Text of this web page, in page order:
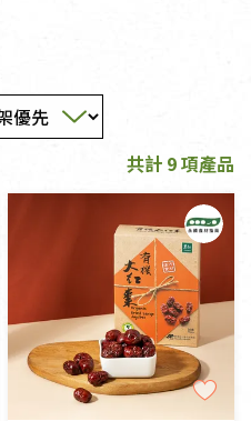
共計 9 項產品
門市販售